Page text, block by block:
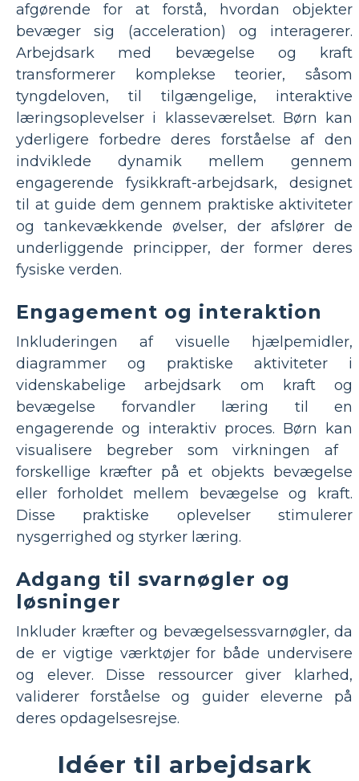
afgørende for at forstå, hvordan objekter
bevæger sig (acceleration) og interagerer.
Arbejdsark med bevægelse og kraft
transformerer komplekse teorier, såsom
tyngdeloven, til tilgængelige, interaktive
læringsoplevelser i klasseværelset. Børn kan
yderligere forbedre deres forståelse af den
indviklede dynamik mellem gennem
engagerende fysikkraft-arbejdsark, designet
til at guide dem gennem praktiske aktiviteter
og tankevækkende øvelser, der afslører de
underliggende principper, der former deres
fysiske verden.
Engagement og interaktion
Inkluderingen af ​​visuelle hjælpemidler,
diagrammer og praktiske aktiviteter i
videnskabelige arbejdsark om kraft og
bevægelse forvandler læring til en
engagerende og interaktiv proces. Børn kan
visualisere begreber som virkningen af ​​
forskellige kræfter på et objekts bevægelse
eller forholdet mellem bevægelse og kraft.
Disse praktiske oplevelser stimulerer
nysgerrighed og styrker læring.
Adgang til svarnøgler og
løsninger
Inkluder kræfter og bevægelsessvarnøgler, da
de er vigtige værktøjer for både undervisere
og elever. Disse ressourcer giver klarhed,
validerer forståelse og guider eleverne på
deres opdagelsesrejse.
Idéer til arbejdsark